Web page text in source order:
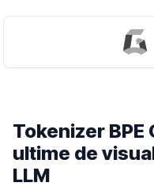
Tokenizer BPE
ultime de
LLM